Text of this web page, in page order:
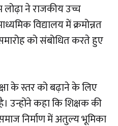
लोढ़ा ने राजकीय उच्च
विद्यालय में क्रमोन्नत
को संबोधित करते हुए
के स्तर को बढ़ाने के लिए
कहा कि शिक्षक की
निर्माण में अतुल्य भूमिका